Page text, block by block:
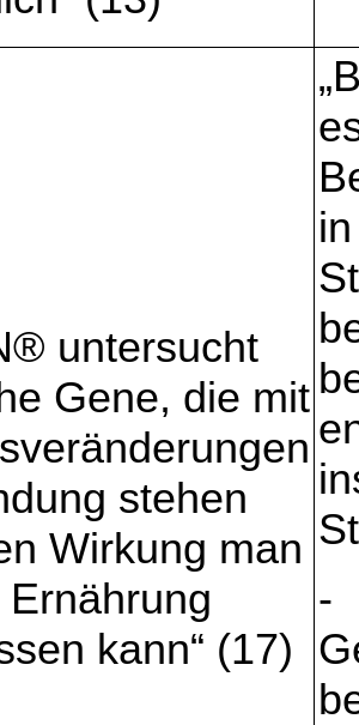
untersucht
Gene, die mit
stehen
Wirkung man
kann“ (17)
-